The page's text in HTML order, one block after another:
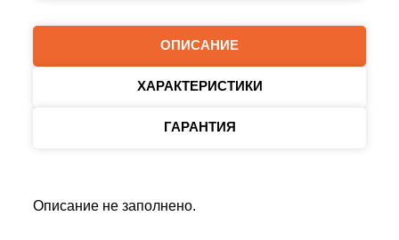
ОПИСАНИЕ
ХАРАКТЕРИСТИКИ
ГАРАНТИЯ
Описание не заполнено.